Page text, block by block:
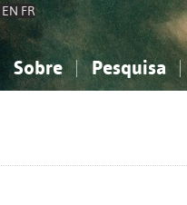
EN FR
Sobre Pesquisa